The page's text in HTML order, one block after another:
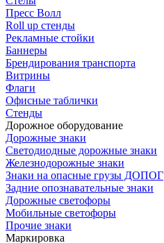
Пресс Волл
Roll up стенды
Рекламные стойки
Баннеры
Брендирования транспорта
Витрины
Флаги
Офисные таблички
Стенды
Дорожное оборудование
Дорожные знаки
Светодиодные дорожные знаки
Железнодорожные знаки
Знаки на опасные грузы ДОПОГ
Задние опознавательные знаки
Дорожные светофоры
Мобильные светофоры
Прочие знаки
Маркировка